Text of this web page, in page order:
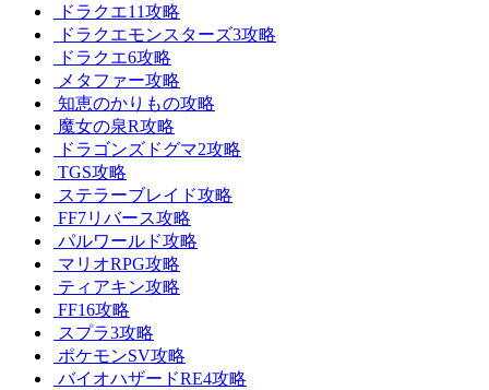
ドラクエ11攻略
ドラクエモンスターズ3攻略
ドラクエ6攻略
メタファー攻略
知恵のかりもの攻略
魔女の泉R攻略
ドラゴンズドグマ2攻略
TGS攻略
ステラーブレイド攻略
FF7リバース攻略
パルワールド攻略
マリオRPG攻略
ティアキン攻略
FF16攻略
スプラ3攻略
ポケモンSV攻略
バイオハザードRE4攻略